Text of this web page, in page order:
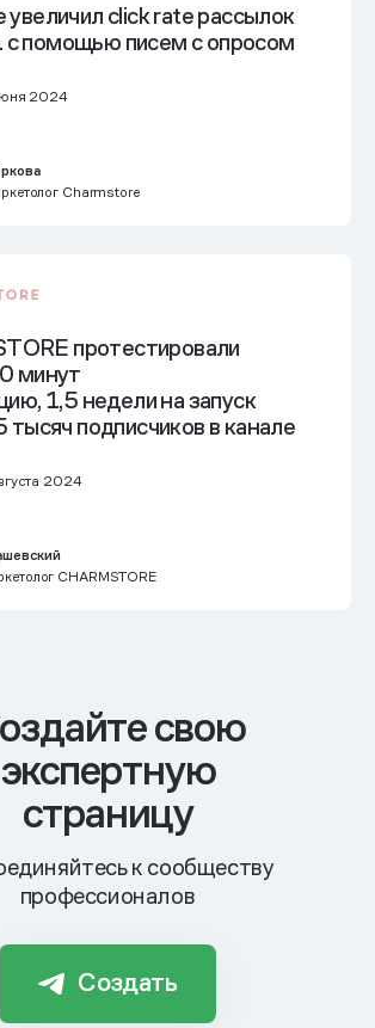
click rate рассылок
с помощью писем с опросом
2024
Charmstore
протестировали
минут
1,5 недели на запуск
тысяч подписчиков в канале
2024
CHARMSTORE
свою
экспертную
страницу
к сообществу
профессионалов
Создать